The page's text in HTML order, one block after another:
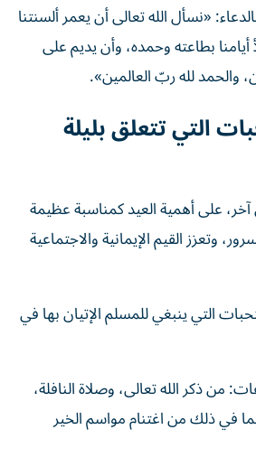
«نسأل الله تعالى أن يعمر ألسنتنا
أيامنا بطاعته وحمده، وأن يديم على
والحمد لله ربّ العالمين».
التي تتعلق بليلة
على أهمية العيد كمناسبة عظيمة
وتعزز القيم الإيمانية والاجتماعية
التي ينبغي للمسلم الإتيان بها في
من ذكر الله تعالى، وصلاة النافلة،
في ذلك من اغتنام مواسم الخير